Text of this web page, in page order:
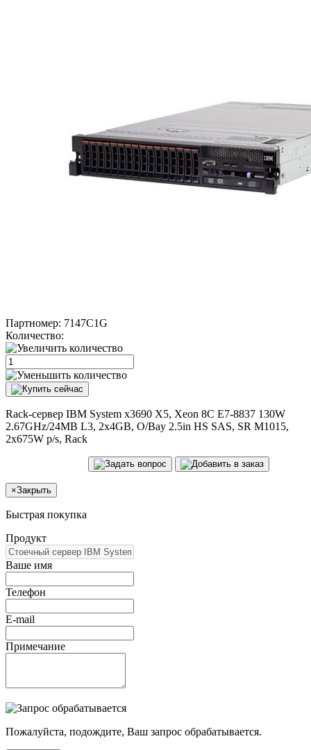
Партномер: 7147C1G
Количество:
Rack-сервер IBM System x3690 X5, Xeon 8C E7-8837 130W
2.67GHz/24MB L3, 2x4GB, O/Bay 2.5in HS SAS, SR M1015,
2x675W p/s, Rack
×Закрыть
Быстрая покупка
Продукт
Ваше имя
Телефон
E-mail
Примечание
Пожалуйста, подождите, Ваш запрос обрабатывается.